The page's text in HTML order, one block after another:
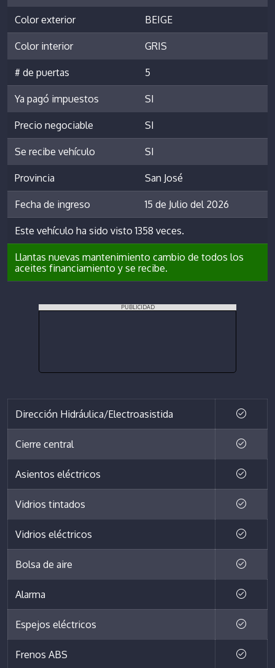
Color exterior BEIGE
Color interior GRIS
# de puertas 5
Ya pagó impuestos SI
Precio negociable SI
Se recibe vehículo SI
Provincia San José
Fecha de ingreso 15 de Julio del 2026
Este vehículo ha sido visto 1358 veces.
Llantas nuevas mantenimiento cambio de todos los
aceites financiamiento y se recibe.
PUBLICIDAD
Dirección Hidráulica/Electroasistida
Cierre central
Asientos eléctricos
Vidrios tintados
Vidrios eléctricos
Bolsa de aire
Alarma
Espejos eléctricos
Frenos ABS